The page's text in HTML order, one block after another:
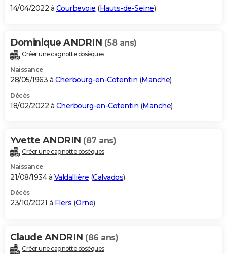
14/04/2022 à Courbevoie (Hauts-de-Seine)
Dominique ANDRIN (58 ans)
Créer une cagnotte obsèques
Naissance
28/05/1963 à Cherbourg-en-Cotentin (Manche)
Décès
18/02/2022 à Cherbourg-en-Cotentin (Manche)
Yvette ANDRIN (87 ans)
Créer une cagnotte obsèques
Naissance
21/08/1934 à Valdallière (Calvados)
Décès
23/10/2021 à Flers (Orne)
Claude ANDRIN (86 ans)
Créer une cagnotte obsèques